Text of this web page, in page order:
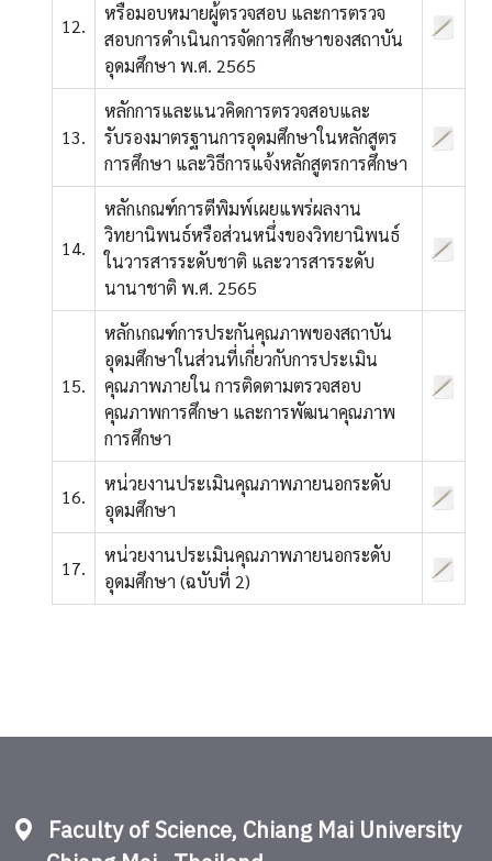
12.
หรือมอบหมายผู้ตรวจสอบ และการตรวจ
สอบการดำเนินการจัดการศึกษาของสถาบัน
อุดมศึกษา พ.ศ. 2565
13.
หลักการและแนวคิดการตรวจสอบและ
รับรองมาตรฐานการอุดมศึกษาในหลักสูตร
การศึกษา และวิธีการแจ้งหลักสูตรการศึกษา
14.
หลักเกณฑ์การตีพิมพ์เผยแพร่ผลงาน
วิทยานิพนธ์หรือส่วนหนึ่งของวิทยานิพนธ์
ในวารสารระดับชาติ และวารสารระดับ
นานาชาติ พ.ศ. 2565
15.
หลักเกณฑ์การประกันคุณภาพของสถาบัน
อุดมศึกษาในส่วนที่เกี่ยวกับการประเมิน
คุณภาพภายใน การติดตามตรวจสอบ
คุณภาพการศึกษา และการพัฒนาคุณภาพ
การศึกษา
16.
หน่วยงานประเมินคุณภาพภายนอกระดับ
อุดมศึกษา
17.
หน่วยงานประเมินคุณภาพภายนอกระดับ
อุดมศึกษา (ฉบับที่ 2)
Faculty of Science, Chiang Mai University